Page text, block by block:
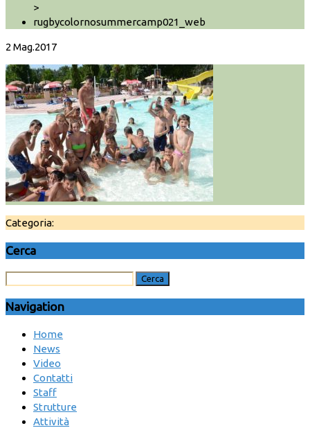
>
rugbycolornosummercamp021_web
2 Mag.2017
Categoria:
Cerca
Navigation
Home
News
Video
Contatti
Staff
Strutture
Attività